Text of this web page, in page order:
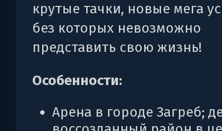
крутые тачки, новые мега
без которых невозможно
представить свою жизнь!
Особенности:
Арена в городе Загреб;